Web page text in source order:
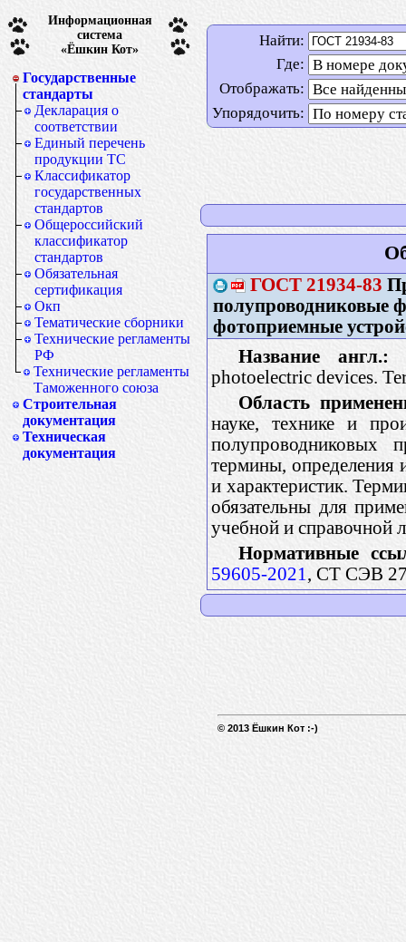
Информационная
система
«Ёшкин Кот»
Государственные
стандарты
Декларация о
соответствии
Единый перечень
продукции ТС
Классификатор
государственных
стандартов
Общероссийский
классификатор
стандартов
Обязательная
сертификация
Окп
Тематические сборники
Технические регламенты
РФ
Технические регламенты
Таможенного союза
Строительная
документация
Техническая
документация
Найти:
Где:
Отображать:
Упорядочить:
ГОСТ 21934-83
полупроводниковые
фотоприемные
Название англ.:
photoelectric devices.
Область
науке, технике и
полупроводниковых
термины, определения
и характеристик.
обязательны для
учебной и справочной
Нормативные
59605-2021 , СТ СЭВ
© 2013 Ёшкин Кот :-)